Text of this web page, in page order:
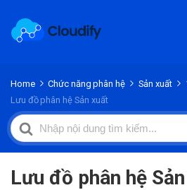
Home Chức năng phân hệ Sản xuất
Lưu đồ phân hệ Sản xuất
Search
For
Lưu đồ phân hệ